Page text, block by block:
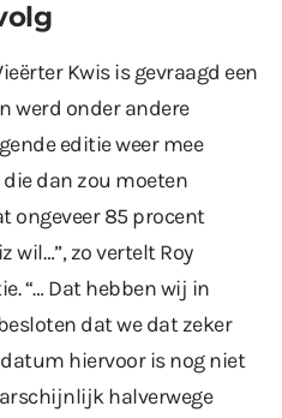
Kwis is gevraagd een
werd onder andere
editie weer mee
dan zou moeten
ongeveer 85 procent
wil…”, zo vertelt Roy
“… Dat hebben wij in
dat we dat zeker
datum hiervoor is nog niet
halverwege